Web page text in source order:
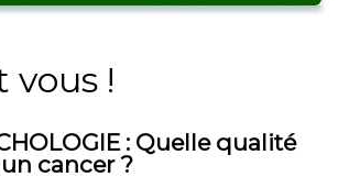
vous !
: Quelle qualité
cancer ?